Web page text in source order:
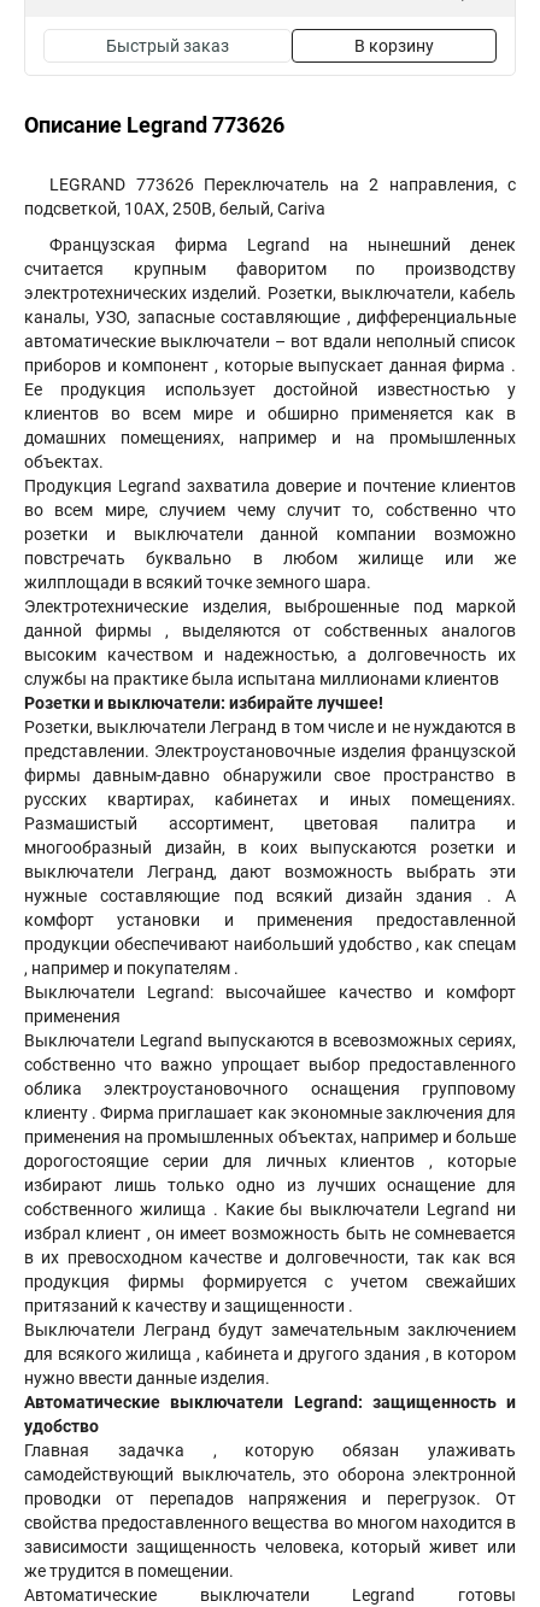
Быстрый заказ В корзину
Описание Legrand 773626
LEGRAND 773626 Переключатель на 2 направления, с
подсветкой, 10АХ, 250В, белый, Cariva
Французская фирма Legrand на нынешний денек
считается крупным фаворитом по производству
электротехнических изделий. Розетки, выключатели, кабель
каналы, УЗО, запасные составляющие , дифференциальные
автоматические выключатели – вот вдали неполный список
приборов и компонент , которые выпускает данная фирма .
Ее продукция использует достойной известностью у
клиентов во всем мире и обширно применяется как в
домашних помещениях, например и на промышленных
объектах.
Продукция Legrand захватила доверие и почтение клиентов
во всем мире, случием чему случит то, собственно что
розетки и выключатели данной компании возможно
повстречать буквально в любом жилище или же
жилплощади в всякий точке земного шара.
Электротехнические изделия, выброшенные под маркой
данной фирмы , выделяются от собственных аналогов
высоким качеством и надежностью, а долговечность их
службы на практике была испытана миллионами клиентов
Розетки и выключатели: избирайте лучшее!
Розетки, выключатели Легранд в том числе и не нуждаются в
представлении. Электроустановочные изделия французской
фирмы давным-давно обнаружили свое пространство в
русских квартирах, кабинетах и иных помещениях.
Размашистый ассортимент, цветовая палитра и
многообразный дизайн, в коих выпускаются розетки и
выключатели Легранд, дают возможность выбрать эти
нужные составляющие под всякий дизайн здания . А
комфорт установки и применения предоставленной
продукции обеспечивают наибольший удобство , как спецам
, например и покупателям .
Выключатели Legrand: высочайшее качество и комфорт
применения
Выключатели Legrand выпускаются в всевозможных сериях,
собственно что важно упрощает выбор предоставленного
облика электроустановочного оснащения групповому
клиенту . Фирма приглашает как экономные заключения для
применения на промышленных объектах, например и больше
дорогостоящие серии для личных клиентов , которые
избирают лишь только одно из лучших оснащение для
собственного жилища . Какие бы выключатели Legrand ни
избрал клиент , он имеет возможность быть не сомневается
в их превосходном качестве и долговечности, так как вся
продукция фирмы формируется с учетом свежайших
притязаний к качеству и защищенности .
Выключатели Легранд будут замечательным заключением
для всякого жилища , кабинета и другого здания , в котором
нужно ввести данные изделия.
Автоматические выключатели Legrand: защищенность и
удобство
Главная задачка , которую обязан улаживать
самодействующий выключатель, это оборона электронной
проводки от перепадов напряжения и перегрузок. От
свойства предоставленного вещества во многом находится в
зависимости защищенность человека, который живет или
же трудится в помещении.
Автоматические выключатели Legrand готовы